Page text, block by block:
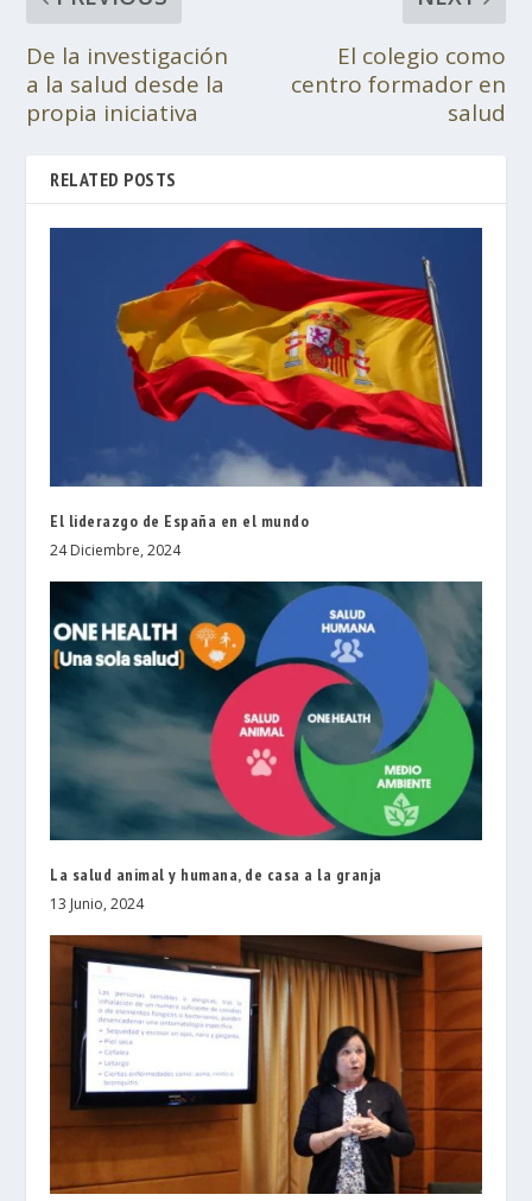
De la investigación
a la salud desde la
propia iniciativa
El colegio como
centro formador en
salud
RELATED POSTS
El liderazgo de España en el mundo
24 Diciembre, 2024
La salud animal y humana, de casa a la granja
13 Junio, 2024